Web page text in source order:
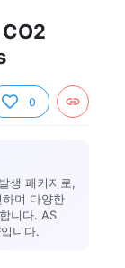
0
생 패키지로,
며 다양한
니다. AS
니다.